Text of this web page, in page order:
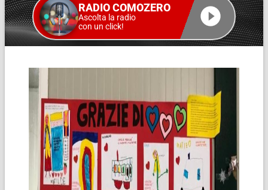
RADIO COMOZERO
Ascolta la radio
con un click!